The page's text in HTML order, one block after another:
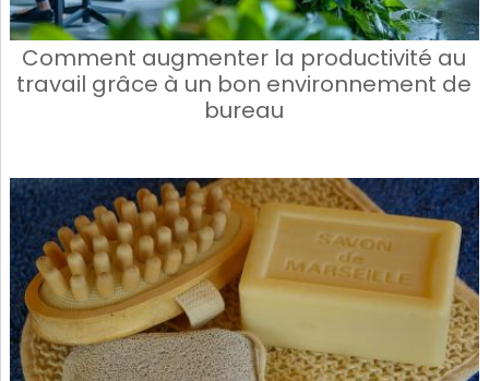
Comment augmenter la productivité au
travail grâce à un bon environnement de
bureau